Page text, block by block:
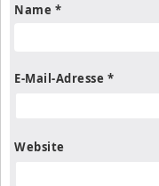
Name *
E-Mail-Adresse *
Website